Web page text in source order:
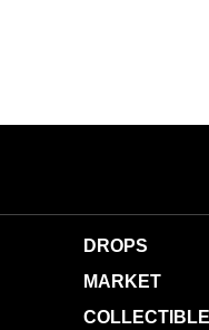
DROPS
MARKET